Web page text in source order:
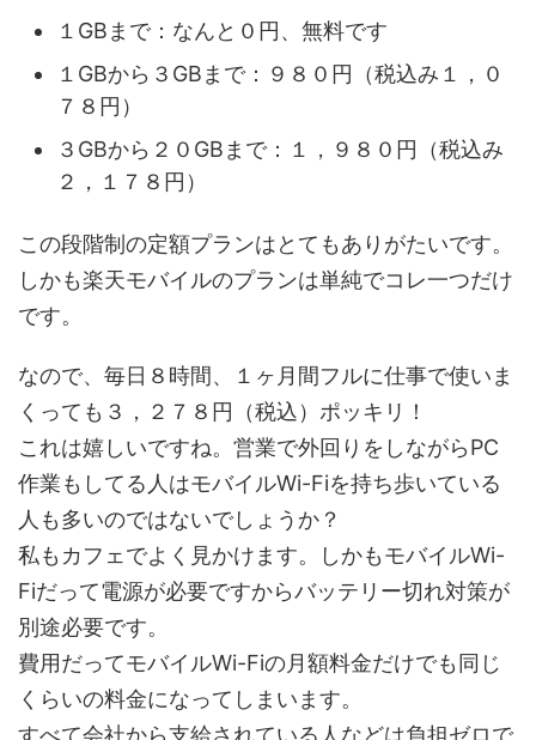
１GBまで：なんと０円、無料です
１GBから３GBまで：９８０円（税込み１，０
７８円）
３GBから２０GBまで：１，９８０円（税込み
２，１７８円）
この段階制の定額プランはとてもありがたいです。
しかも楽天モバイルのプランは単純でコレ一つだけ
です。
なので、毎日８時間、１ヶ月間フルに仕事で使いま
くっても３，２７８円（税込）ポッキリ！
これは嬉しいですね。営業で外回りをしながらPC
作業もしてる人はモバイルWi-Fiを持ち歩いている
人も多いのではないでしょうか？
私もカフェでよく見かけます。しかもモバイルWi-
Fiだって電源が必要ですからバッテリー切れ対策が
別途必要です。
費用だってモバイルWi-Fiの月額料金だけでも同じ
くらいの料金になってしまいます。
すべて会社から支給されている人などは負担ゼロで